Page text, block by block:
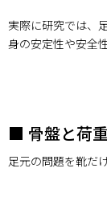
実際に研究では、
身の安定性や安全
■ 骨盤と荷
足元の問題を靴だ